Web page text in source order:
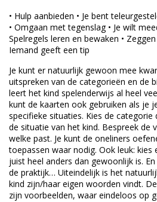
• Hulp aanbieden • Je bent
• Omgaan met tegenslag • Je wilt
Spelregels leren en bewaken •
Iemand geeft een tip
Je kunt er natuurlijk gewoon mee
uitspreken van de categorieën en de
leert het kind spelenderwijs al heel
kunt de kaarten ook gebruiken als je
specifieke situaties. Kies de categorie
de situatie van het kind. Bespreek de
welke past. Je kunt de oneliners
toepassen waar nodig. Ook leuk: kies
juist heel anders dan gewoonlijk is.
de praktijk… Uiteindelijk is het
kind zijn/haar eigen woorden vindt.
zijn voorbeelden, waar eindeloos op